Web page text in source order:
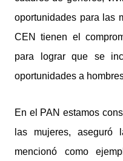
oportunidades para las
CEN tienen el
para lograr que se
oportunidades a
En el PAN estamos
las mujeres, aseguró
mencionó como